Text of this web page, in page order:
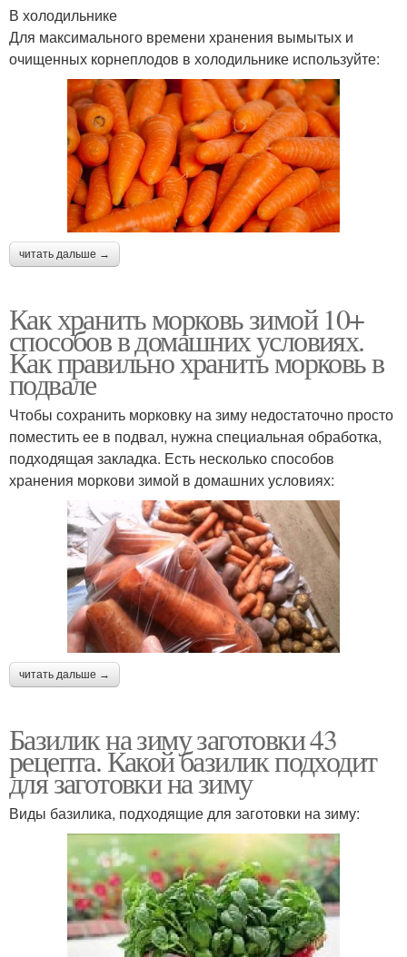
В холодильнике
Для максимального времени хранения вымытых и
очищенных корнеплодов в холодильнике используйте:
читать дальше →
Как хранить морковь зимой 10+
способов в домашних условиях.
Как правильно хранить морковь в
подвале
Чтобы сохранить морковку на зиму недостаточно просто
поместить ее в подвал, нужна специальная обработка,
подходящая закладка. Есть несколько способов
хранения моркови зимой в домашних условиях:
читать дальше →
Базилик на зиму заготовки 43
рецепта. Какой базилик подходит
для заготовки на зиму
Виды базилика, подходящие для заготовки на зиму: